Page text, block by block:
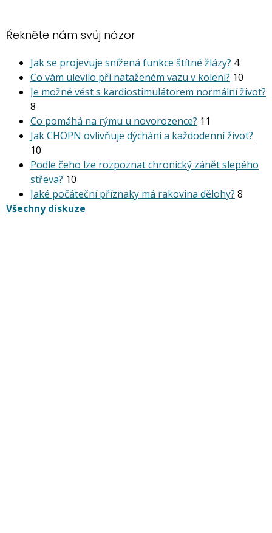
Řekněte nám svůj názor
Jak se projevuje snížená funkce štítné žlázy? 4
Co vám ulevilo při nataženém vazu v koleni? 10
Je možné vést s kardiostimu­látorem normální život?
8
Co pomáhá na rýmu u novorozence? 11
Jak CHOPN ovlivňuje dýchání a každodenní život?
10
Podle čeho lze rozpoznat chronický zánět slepého
střeva? 10
Jaké počáteční příznaky má rakovina dělohy? 8
Všechny diskuze